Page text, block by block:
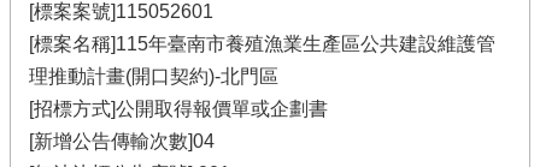
[標案案號]115052601
[標案名稱]115年臺南市養殖漁業生產區公共建設維護管
理推動計畫(開口契約)-北門區
[招標方式]公開取得報價單或企劃書
[新增公告傳輸次數]04